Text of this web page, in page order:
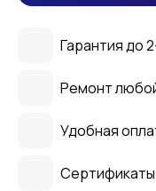
Гарантия до
Ремонт
Удобная